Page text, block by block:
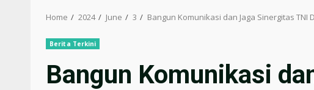
Home 2024 June 3 Bangun Komunikasi dan Jaga Sinergitas TNI
Berita Terkini
Bangun Komunikasi